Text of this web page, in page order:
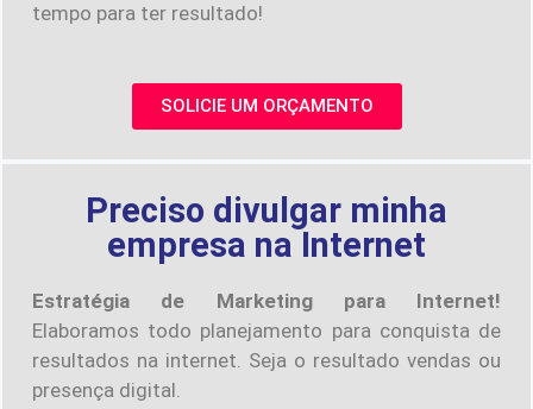
tempo para ter resultado!
SOLICIE UM ORÇAMENTO
Preciso divulgar minha
empresa na Internet
Estratégia de Marketing para Internet!
Elaboramos todo planejamento para conquista de
resultados na internet. Seja o resultado vendas ou
presença digital.